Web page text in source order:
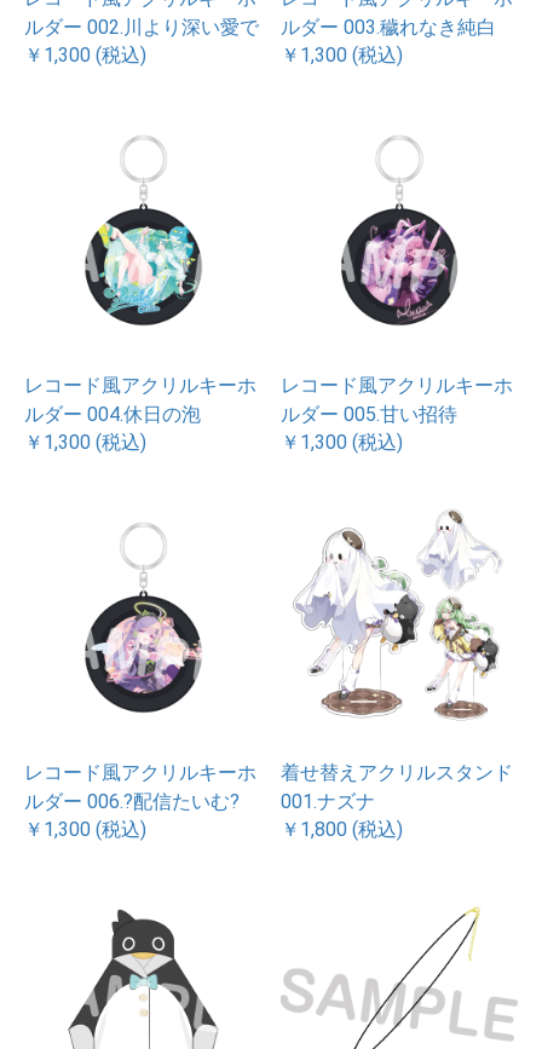
ルダー 002.川より深い愛で
￥1,300 (税込)
ルダー 003.穢れなき純白
￥1,300 (税込)
レコード風アクリルキーホ
ルダー 004.休日の泡
￥1,300 (税込)
レコード風アクリルキーホ
ルダー 005.甘い招待
￥1,300 (税込)
レコード風アクリルキーホ
ルダー 006.?配信たいむ?
￥1,300 (税込)
着せ替えアクリルスタンド
001.ナズナ
￥1,800 (税込)